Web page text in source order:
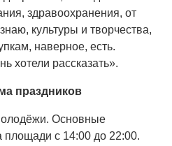
здравоохранения, от
культуры и творчества,
наверное, есть.
хотели рассказать».
праздников
Основные
площади с 14:00 до 22:00.